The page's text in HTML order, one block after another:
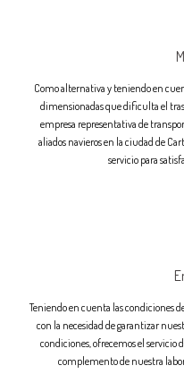
Como alternativa y teniendo en
dimensionadas que dificulta el
empresa representativa de
aliados navieros en la ciudad de
servicio para
Teniendo en cuenta las condiciones
con la necesidad de garantizar
condiciones, ofrecemos el servicio
complemento de nuestra